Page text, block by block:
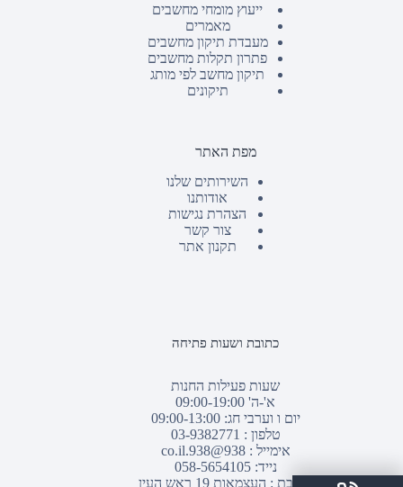
ייעוץ מומחי מחשבים
מאמרים
מעבדת תיקון מחשבים
פתרון תקלות מחשבים
תיקון מחשב לפי מותג
תיקונים
מפת האתר
השירותים שלנו
אודותנו
הצהרת נגישות
צור קשר
תקנון אתר
כתובת ושעות פתיחה
שעות פעילות החנות
א'-ה' 09:00-19:00
יום ו וערבי חג: 09:00-13:00
טלפון : 03-9382771
אימייל :938@938.co.il
נייד: 058-5654105
כתובת : העצמאות 19 ראש העין